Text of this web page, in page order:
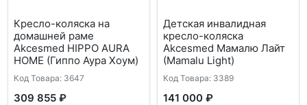
Кресло-коляска на
домашней раме
Akcesmed HIPPO AURA
HOME (Гиппо Аура Хоум)
Код Товара: 3647
309 855 ₽
Детская инвалидная
кресло-коляска
Akcesmed Мамалю Лайт
(Mamalu Light)
Код Товара: 3389
141 000 ₽